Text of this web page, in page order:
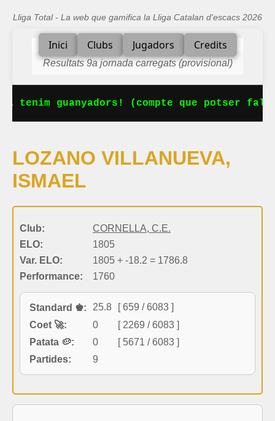
Lliga Total - La web que gamifica la Lliga Catalan d'escacs 2026
Inici Clubs Jugadors Credits
Resultats 9a jornada carregats (provisional)
tenim guanyadors! (compte que potser
LOZANO VILLANUEVA,
ISMAEL
Club:
CORNELLA, C.E.
ELO:
1805
Var. ELO:
1805 + -18.2 = 1786.8
Performance:
1760
Standard ♚: 25.8
[ 659 / 6083 ]
Coet 🚀:
0
[ 2269 / 6083 ]
Patata 🥔:
0
[ 5671 / 6083 ]
Partides:
9